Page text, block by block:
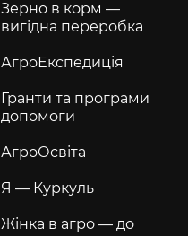
Зерно в корм —
вигідна переробка
АгроЕкспедиція
Гранти та програми
допомоги
АгроОсвіта
Я — Куркуль
Жінка в агро — до